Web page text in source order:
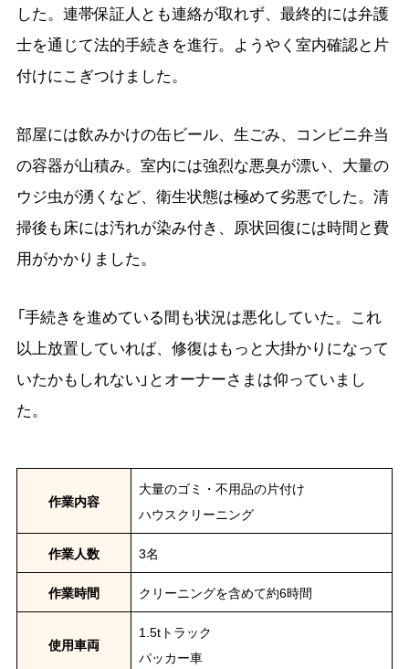
した。連帯保証人とも連絡が取れず、最終的には弁護
士を通じて法的手続きを進行。ようやく室内確認と片
付けにこぎつけました。
部屋には飲みかけの缶ビール、生ごみ、コンビニ弁当
の容器が山積み。室内には強烈な悪臭が漂い、大量の
ウジ虫が湧くなど、衛生状態は極めて劣悪でした。清
掃後も床には汚れが染み付き、原状回復には時間と費
用がかかりました。
「手続きを進めている間も状況は悪化していた。これ
以上放置していれば、修復はもっと大掛かりになって
いたかもしれない」とオーナーさまは仰っていまし
た。
作業内容
大量のゴミ・不用品の片付け
ハウスクリーニング
作業人数
3名
作業時間
クリーニングを含めて約6時間
使用車両
1.5tトラック
パッカー車